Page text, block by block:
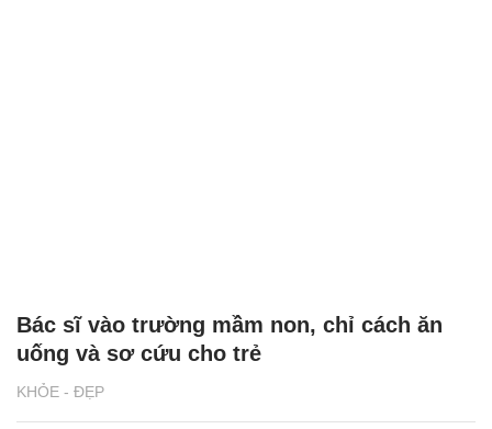
KHỎE - ĐẸP
Bác sĩ vào trường mầm non, chỉ cách ăn
uống và sơ cứu cho trẻ